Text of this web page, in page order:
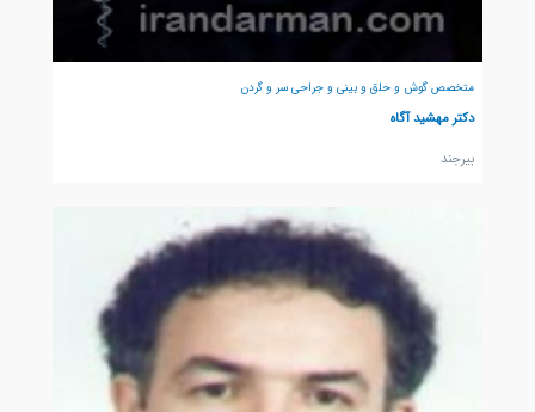
متخصص گوش و حلق و بینی و جراحی سر و گردن
دکتر مهشید آگاه
بيرجند